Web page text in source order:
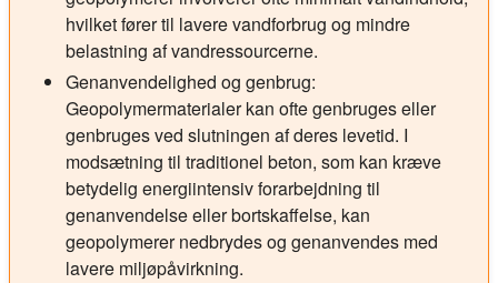
hvilket fører til lavere vandforbrug og mindre
belastning af vandressourcerne.
Genanvendelighed og genbrug:
Geopolymermaterialer kan ofte genbruges eller
genbruges ved slutningen af deres levetid. I
modsætning til traditionel beton, som kan kræve
betydelig energiintensiv forarbejdning til
genanvendelse eller bortskaffelse, kan
geopolymerer nedbrydes og genanvendes med
lavere miljøpåvirkning.